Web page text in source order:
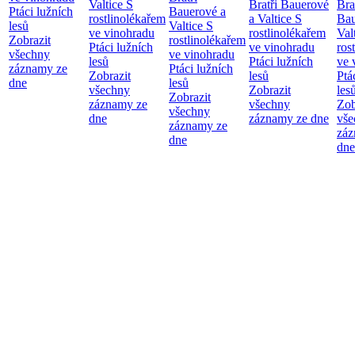
Ptáci lužních
lesů
Zobrazit
všechny
záznamy ze
dne
Valtice S
rostlinolékařem
ve vinohradu
Ptáci lužních
lesů
Zobrazit
všechny
záznamy ze
dne
Bauerové a
Valtice S
rostlinolékařem
ve vinohradu
Ptáci lužních
lesů
Zobrazit
všechny
záznamy ze
dne
Bratři Bauerové
a Valtice S
rostlinolékařem
ve vinohradu
Ptáci lužních
lesů
Zobrazit
všechny
záznamy ze dne
ve
dne